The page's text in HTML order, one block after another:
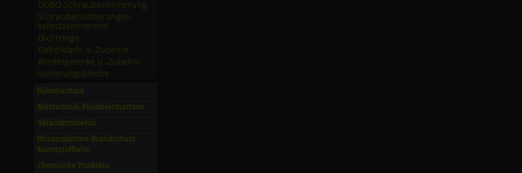
DUBO Schraubensicherung
Schraubensicherungen
selbstzentrierend
Dichtringe
Gabelköpfe u. Zubehör
Winkelgelenke u. Zubehör
Sicherungsbleche
Dübeltechnik
Niettechnik-Blindnietmuttern
Geländerzubehör
Distanzplatten-Brandschutz-
Kunststoffteile
Chemische Produkte